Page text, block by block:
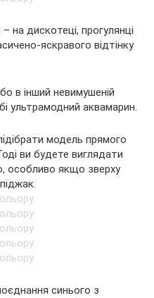
на дискотеці, прогулянці
яскравого відтінку
в інший невимушеній
ультрамодний аквамарин.
модель прямого
ви будете виглядати
особливо якщо зверху
синього з